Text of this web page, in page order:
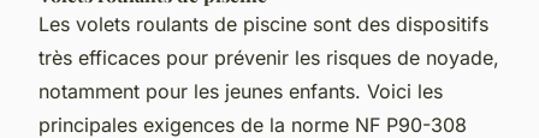
Les volets roulants de piscine sont des dispositifs
très efficaces pour prévenir les risques de noyade,
notamment pour les jeunes enfants. Voici les
principales exigences de la norme NF P90-308